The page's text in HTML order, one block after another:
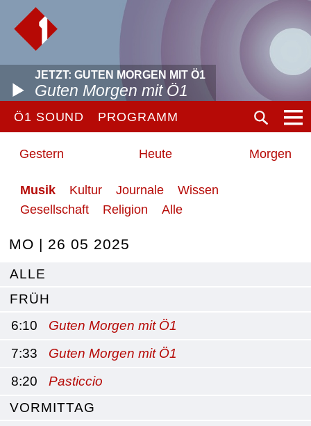
JETZT: GUTEN MORGEN MIT Ö1
Guten Morgen mit Ö1
Ö1 SOUND PROGRAMM
Gestern Heute Morgen
Musik Kultur Journale
Wissen
Gesellschaft
Religion Alle
MO | 26 05 2025
ALLE
FRÜH
6:10
Guten Morgen mit Ö1
7:33
Guten Morgen mit Ö1
8:20
Pasticcio
VORMITTAG